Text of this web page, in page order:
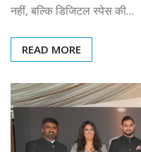
नहीं, बल्कि डिजिटल स्पेस की…
READ MORE